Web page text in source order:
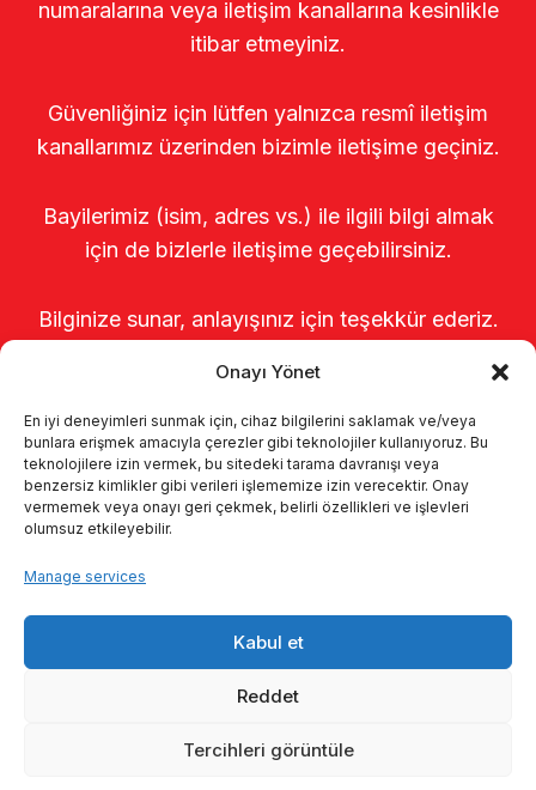
Onayı Yönet
En iyi deneyimleri sunmak için, cihaz bilgilerini saklamak ve/veya
bunlara erişmek amacıyla çerezler gibi teknolojiler kullanıyoruz. Bu
teknolojilere izin vermek, bu sitedeki tarama davranışı veya
benzersiz kimlikler gibi verileri işlememize izin verecektir. Onay
vermemek veya onayı geri çekmek, belirli özellikleri ve işlevleri
olumsuz etkileyebilir.
Manage services
Kabul et
Reddet
Tercihleri görüntüle
numaralarına veya iletişim kanallarına kesinlikle
itibar etmeyiniz.
Güvenliğiniz için lütfen yalnızca resmî iletişim
kanallarımız üzerinden bizimle iletişime geçiniz.
Bayilerimiz (isim, adres vs.) ile ilgili bilgi almak
için de bizlerle iletişime geçebilirsiniz.
Bilginize sunar, anlayışınız için teşekkür ederiz.
Kalite politikamız
© 2026 Enka Tarım